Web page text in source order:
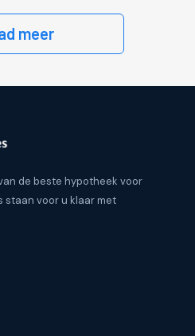
meer
de beste hypotheek voor
staan voor u klaar met